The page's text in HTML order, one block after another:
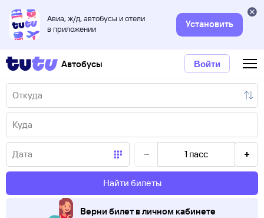
Авиа, ж/д, автобусы и отели
в приложении
Установить
Автобусы Войти
1 пасс
Найти билеты
Верни билет в личном кабинете